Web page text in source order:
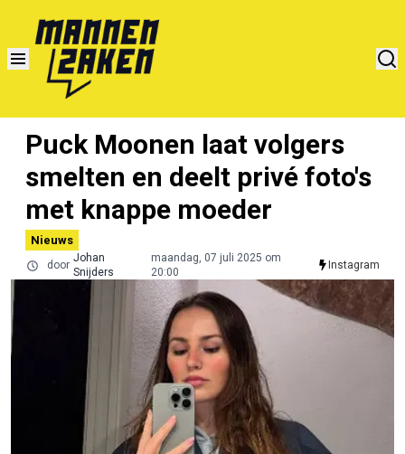
Puck Moonen laat volgers
smelten en deelt privé foto's
met knappe moeder
Nieuws
door
Johan
Snijders
maandag, 07 juli 2025 om
20:00
Instagram